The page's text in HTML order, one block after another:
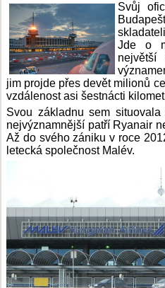
Svůj
Jde o
jim projde přes devět milionů
vzdálenost asi šestnácti
Svou základnu sem
nejvýznamnější patří Ryanair
Až do svého zániku v roce
letecká společnost Malév.